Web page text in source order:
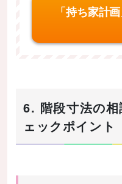
「持ち家計
6. 階段寸法の
ェックポイント